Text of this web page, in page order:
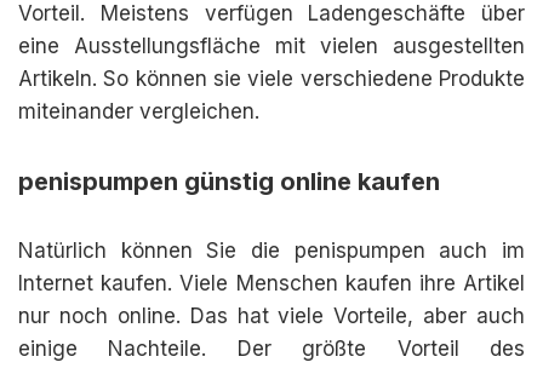
Vorteil. Meistens verfügen Ladengeschäfte über
eine Ausstellungsfläche mit vielen ausgestellten
Artikeln. So können sie viele verschiedene Produkte
miteinander vergleichen.
penispumpen günstig online kaufen
Natürlich können Sie die penispumpen auch im
Internet kaufen. Viele Menschen kaufen ihre Artikel
nur noch online. Das hat viele Vorteile, aber auch
einige Nachteile. Der größte Vorteil des